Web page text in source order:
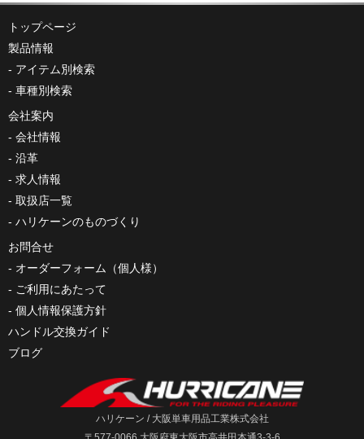
トップページ
製品情報
アイテム別検索
車種別検索
会社案内
会社情報
沿革
求人情報
取扱店一覧
ハリケーンのものづくり
お問合せ
オーダーフォーム（個人様）
ご利用にあたって
個人情報保護方針
ハンドル交換ガイド
ブログ
ハリケーン / 大阪単車用品工業株式会社